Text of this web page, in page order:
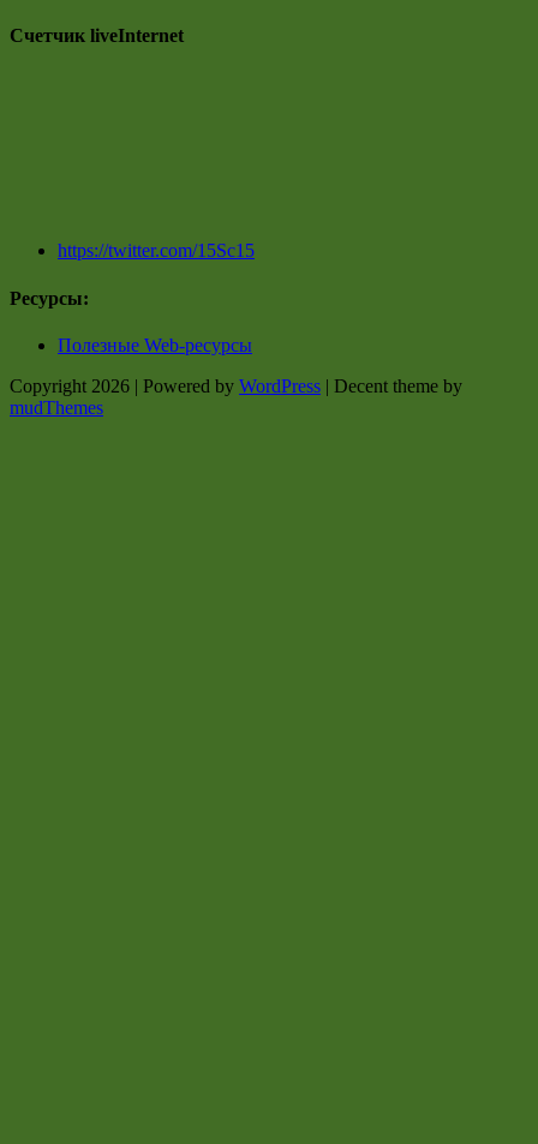
Счетчик liveInternet
https://twitter.com/15Sc15
Ресурсы:
Полезные Web-ресурсы
Copyright 2026 | Powered by WordPress | Decent theme by
mudThemes